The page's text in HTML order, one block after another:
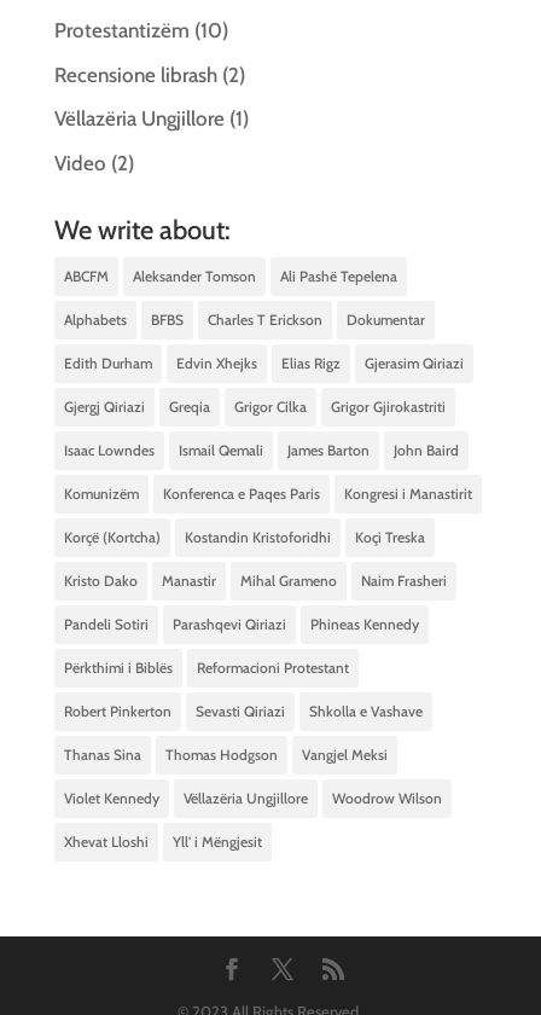
Protestantizëm (10)
Recensione librash(2)
Vëllazëria Ungjillore(1)
Video (2)
We write about:
ABCFM Aleksander Tomson Ali Pashë Tepelena
Alphabets BFBS Charles T Erickson Dokumentar
Edith Durham Edvin Xhejks Elias Rigz Gjerasim Qiriazi
Gjergj Qiriazi Greqia Grigor Cilka Grigor Gjirokastriti
Isaac Lowndes Ismail Qemali James Barton John Baird
Komunizëm Konferenca e Paqes Paris Kongresi i Manastirit
Korçë (Kortcha) Kostandin Kristoforidhi Koçi Treska
Kristo Dako Manastir Mihal Grameno Naim Frasheri
Pandeli Sotiri Parashqevi Qiriazi Phineas Kennedy
Përkthimi i Biblës Reformacioni Protestant
Robert Pinkerton Sevasti Qiriazi Shkolla e Vashave
Thanas Sina Thomas Hodgson Vangjel Meksi
Violet Kennedy Vëllazëria Ungjillore Woodrow Wilson
Xhevat Lloshi Yll’ i Mëngjesit
© 2023 All Rights Reserved.